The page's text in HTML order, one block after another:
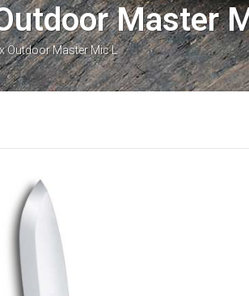
Master
Outdoor Master Mic L